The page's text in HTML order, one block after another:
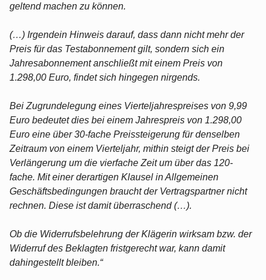
geltend machen zu können.
(…) Irgendein Hinweis darauf, dass dann nicht mehr der
Preis für das Testabonnement gilt, sondern sich ein
Jahresabonnement anschließt mit einem Preis von
1.298,00 Euro, findet sich hingegen nirgends.
Bei Zugrundelegung eines Vierteljahrespreises von 9,99
Euro bedeutet dies bei einem Jahrespreis von 1.298,00
Euro eine über 30-fache Preissteigerung für denselben
Zeitraum von einem Vierteljahr, mithin steigt der Preis bei
Verlängerung um die vierfache Zeit um über das 120-
fache. Mit einer derartigen Klausel in Allgemeinen
Geschäftsbedingungen braucht der Vertragspartner nicht
rechnen. Diese ist damit überraschend (…).
Ob die Widerrufsbelehrung der Klägerin wirksam bzw. der
Widerruf des Beklagten fristgerecht war, kann damit
dahingestellt bleiben.“